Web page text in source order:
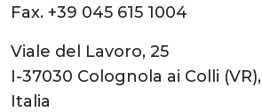
Fax. +39 045 615 1004
Viale del Lavoro, 25
I-37030 Colognola ai Colli (VR),
Italia